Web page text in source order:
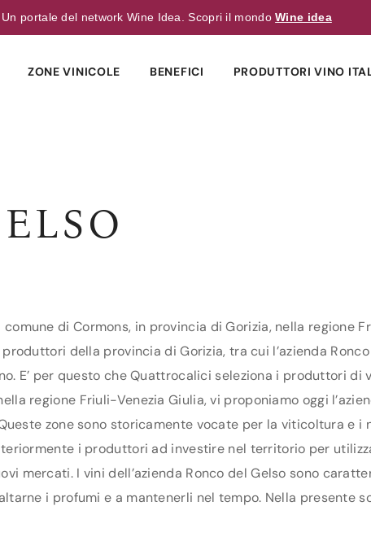
Un portale del network Wine Idea. Scopri il mondoWine idea
ZONE VINICOLE BENEFICI PRODUTTORI VINO
di Cormons, in provincia di Gorizia, nella regione
della provincia di Gorizia, tra cui l’azienda
E’ per questo che Quattrocalici seleziona i produttori
regione Friuli-Venezia Giulia, vi proponiamo oggi
zone sono storicamente vocate per la viticoltura e
i produttori ad investire nel territorio per
mercati. I vini dell’azienda Ronco del Gelso sono
i profumi e a mantenerli nel tempo. Nella presente